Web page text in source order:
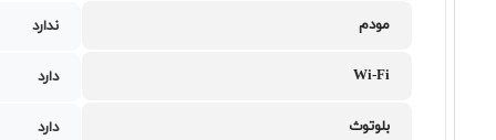
مودم ندارد
Wi-Fi دارد
بلوتوث دارد